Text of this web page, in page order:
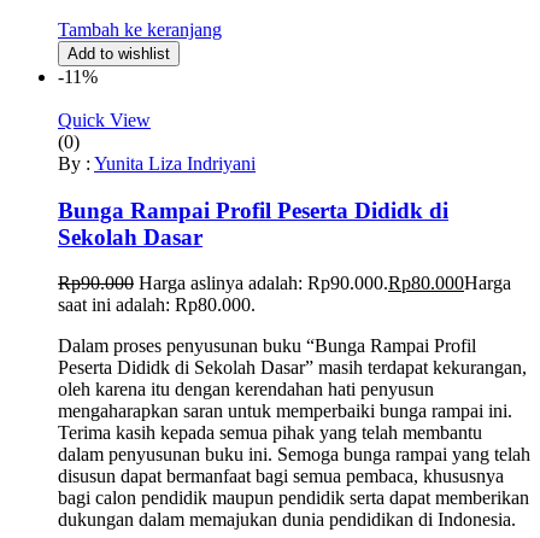
Tambah ke keranjang
Add to wishlist
-11%
Quick View
(0)
By : Yunita Liza Indriyani
Bunga Rampai Profil Peserta Dididk di
Sekolah Dasar
Rp90.000 Harga aslinya adalah: Rp90.000.Rp80.000Harga
saat ini adalah: Rp80.000.
Dalam proses penyusunan buku “Bunga Rampai Profil
Peserta Dididk di Sekolah Dasar” masih terdapat kekurangan,
oleh karena itu dengan kerendahan hati penyusun
mengaharapkan saran untuk memperbaiki bunga rampai ini.
Terima kasih kepada semua pihak yang telah membantu
dalam penyusunan buku ini. Semoga bunga rampai yang telah
disusun dapat bermanfaat bagi semua pembaca, khususnya
bagi calon pendidik maupun pendidik serta dapat memberikan
dukungan dalam memajukan dunia pendidikan di Indonesia.